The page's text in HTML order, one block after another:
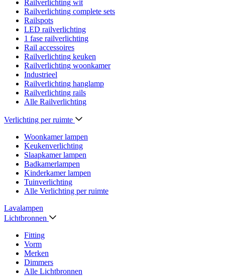
Railverlichting wit
Railverlichting complete sets
Railspots
LED railverlichting
1 fase railverlichting
Rail accessoires
Railverlichting keuken
Railverlichting woonkamer
Industrieel
Railverlichting hanglamp
Railverlichting rails
Alle Railverlichting
Verlichting per ruimte
Woonkamer lampen
Keukenverlichting
Slaapkamer lampen
Badkamerlampen
Kinderkamer lampen
Tuinverlichting
Alle Verlichting per ruimte
Lavalampen
Lichtbronnen
Fitting
Vorm
Merken
Dimmers
Alle Lichtbronnen